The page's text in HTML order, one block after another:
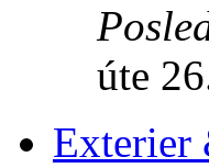
úte
Exterier